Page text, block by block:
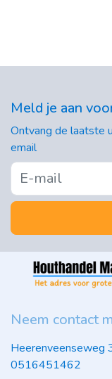
Meld je aan
Ontvang de laatste
email
Neem contact
Heerenveenseweg
0516451462